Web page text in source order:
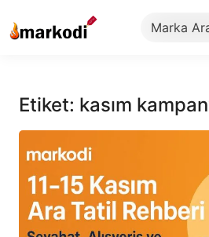
geç
Etiket: kasım